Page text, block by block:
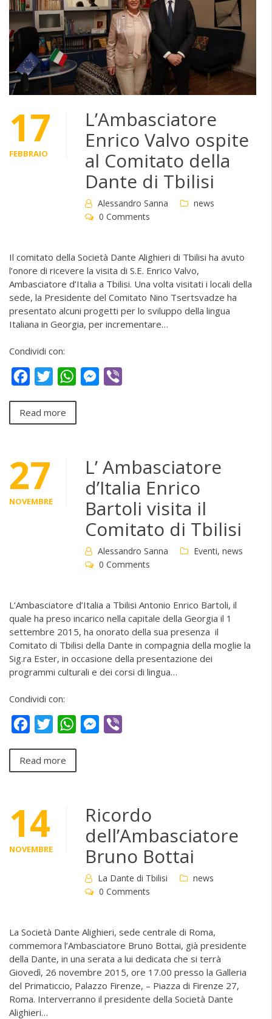
17
FEBBRAIO
L’Ambasciatore
Enrico Valvo ospite
al Comitato della
Dante di Tbilisi
Alessandro Sanna
news
0 Comments
Il comitato della Società Dante Alighieri di Tbilisi ha avuto
l’onore di ricevere la visita di S.E. Enrico Valvo,
Ambasciatore d’Italia a Tbilisi. Una volta visitati i locali della
sede, la Presidente del Comitato Nino Tsertsvadze ha
presentato alcuni progetti per lo sviluppo della lingua
Italiana in Georgia, per incrementare…
Condividi con:
FacebookTwitterWhatsAppMessenger
Read more
27
NOVEMBRE
L’ Ambasciatore
d’Italia Enrico
Bartoli visita il
Comitato di Tbilisi
Alessandro Sanna Eventi, news
0 Comments
L’Ambasciatore d’Italia a Tbilisi Antonio Enrico Bartoli, il
quale ha preso incarico nella capitale della Georgia il 1
settembre 2015, ha onorato della sua presenza il
Comitato di Tbilisi della Dante in compagnia della moglie la
Sig.ra Ester, in occasione della presentazione dei
programmi culturali e dei corsi di lingua…
Condividi con:
FacebookTwitterWhatsAppMessenger
Read more
14
NOVEMBRE
Ricordo
dell’Ambasciatore
Bruno Bottai
La Dante di Tbilisi
news
0 Comments
La Società Dante Alighieri, sede centrale di Roma,
commemora l’Ambasciatore Bruno Bottai, già presidente
della Dante, in una serata a lui dedicata che si terrà
Giovedì, 26 novembre 2015, ore 17.00 presso la Galleria
del Primaticcio, Palazzo Firenze, – Piazza di Firenze 27,
Roma. Interverranno il presidente della Società Dante
Alighieri…